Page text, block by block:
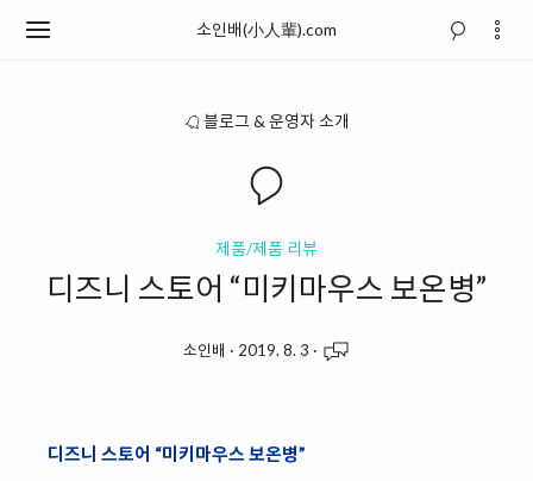
소인배(小人輩).com
블로그 & 운영자 소개
제품/제품 리뷰
디즈니 스토어 “미키마우스 보온병”
소인배 · 2019. 8. 3 ·
디즈니 스토어 “미키마우스 보온병”